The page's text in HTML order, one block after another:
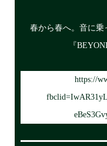
春から春へ。音に乗
『
https://